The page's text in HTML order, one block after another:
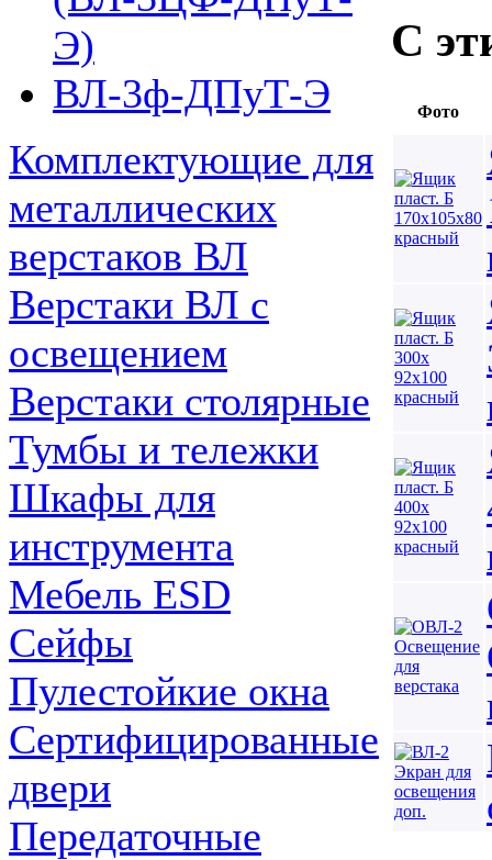
Э)
ВЛ-3ф-ДПуТ-Э
Комплектующие для
металлических
верстаков ВЛ
Верстаки ВЛ с
освещением
Верстаки столярные
Тумбы и тележки
Шкафы для
инструмента
Мебель ESD
Сейфы
Пулестойкие окна
Сертифицированные
двери
Передаточные
С
Фото